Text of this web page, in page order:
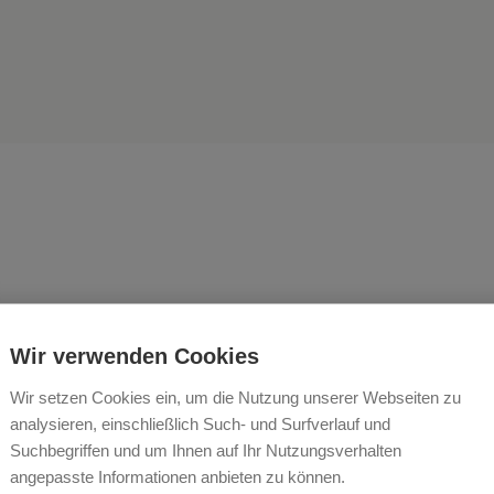
am Ferienhof
PEINSITT
Wir verwenden Cookies
Wir setzen Cookies ein, um die Nutzung unserer Webseiten zu
analysieren, einschließlich Such- und Surfverlauf und
Suchbegriffen und um Ihnen auf Ihr Nutzungsverhalten
angepasste Informationen anbieten zu können.